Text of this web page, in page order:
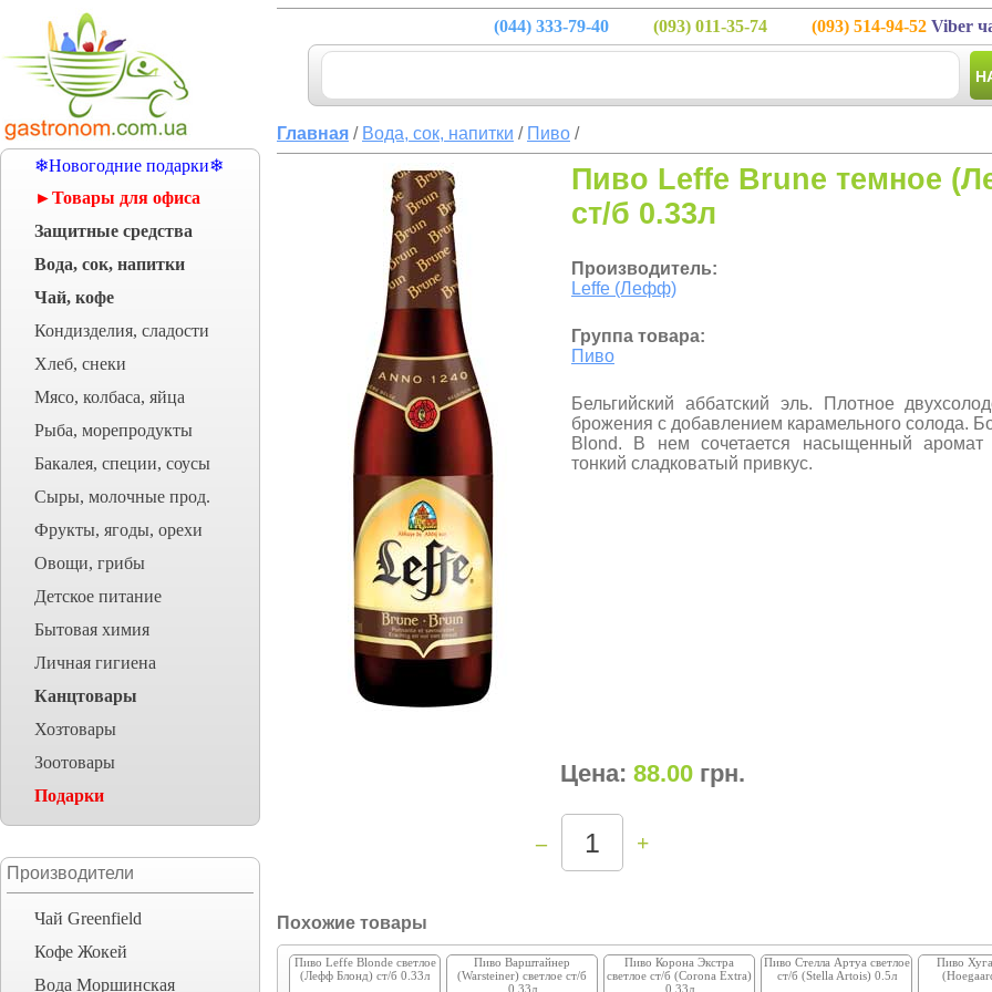
❄Новогодние подарки❄
►Товары для офиса
Защитные средства
Вода, сок, напитки
Чай, кофе
Кондизделия, сладости
Хлеб, снеки
Мясо, колбаса, яйца
Рыба, морепродукты
Бакалея, специи, соусы
Сыры, молочные прод.
Фрукты, ягоды, орехи
Овощи, грибы
Детское питание
Бытовая химия
Личная гигиена
Канцтовары
Хозтовары
Зоотовары
Подарки
Производители
Чай Greenfield
Кофе Жокей
Вода Моршинская
(044) 333-79-40 (093) 011-35-74 (093) 514-94-52 Viber
Главная / Вода, сок, напитки / Пиво /
Пиво Leffe Brune темное
ст/б 0.33л
Производитель:
Leffe (Лефф)
Группа товара:
Пиво
Бельгийский аббатский эль. Плотное
брожения с добавлением карамельного солода.
Blond. В нем сочетается насыщенный
тонкий сладковатый привкус.
Цена: 88.00 грн.
– +
Похожие товары
Пиво Leffe Blonde светлое
(Лефф Блонд) ст/б 0.33л
Пиво Варштайнер
(Warsteiner) светлое ст/б
0.33л
Пиво Корона Экстра
светлое ст/б (Corona Extra)
0.33л
Пиво Стелла Артуа светлое
ст/б (Stella Artois) 0.5л
Пиво